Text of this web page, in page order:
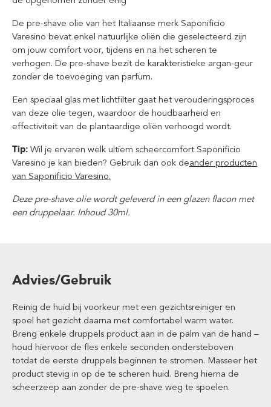
De pre-shave olie van het Italiaanse merk Saponificio
Varesino bevat enkel natuurlijke oliën die geselecteerd zijn
om jouw comfort voor, tijdens en na het scheren te
verhogen. De pre-shave bezit de karakteristieke argan-geur
zonder de toevoeging van parfum.
Een speciaal glas met lichtfilter gaat het verouderingsproces
van deze olie tegen, waardoor de houdbaarheid en
effectiviteit van de plantaardige oliën verhoogd wordt.
Tip: Wil je ervaren welk ultiem scheercomfort Saponificio
Varesino je kan bieden? Gebruik dan ook deander producten
van Saponificio Varesino.
Deze pre-shave olie wordt geleverd in een glazen flacon met
een druppelaar. Inhoud 30ml.
Advies/Gebruik
Reinig de huid bij voorkeur met een gezichtsreiniger en
spoel het gezicht daarna met comfortabel warm water.
Breng enkele druppels product aan in de palm van de hand –
houd hiervoor de fles enkele seconden ondersteboven
totdat de eerste druppels beginnen te stromen. Masseer het
product stevig in op de te scheren huid. Breng hierna de
scheerzeep aan zonder de pre-shave weg te spoelen.